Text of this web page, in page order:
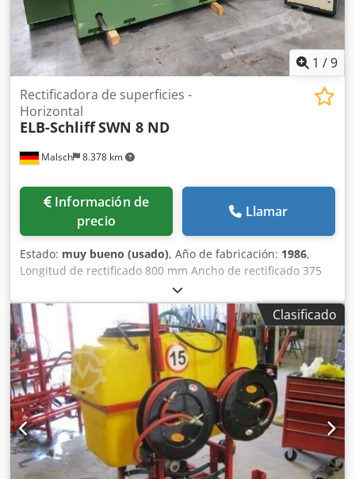
página web. Las visitas son posibles previo acuerdo. Nos
alegramos de su visita. Equipo Markus Hirsch Crjdeyv
Ixaopfx Ahcef
1 /9
Malsch 8.378 km
Rectificadora de superficies -
Horizontal
ELB-SchliffSWN 8 ND
Información de
precio
Llamar
Estado: muy bueno (usado), Año de fabricación: 1986,
Longitud de rectificado 800 mm Ancho de rectificado 375
mm Altura de la pieza 375 mm Placa magnética de
sujeción eléctrica 900 x 300 mm Velocidades del husillo
1500 - 3000 rpm Codpfx Ahjunt Iuocorf Superficie de
sujeción de la mesa 1550 x 370 mm Recorrido longitudinal
de la mesa 100 - 1000 mm Peso máximo de la pieza 350 kg
Dimensiones de la muela 300 x 50 mm Potencia total
requerida 9 kW Peso de la máquina aprox. 4,6 t Espacio
requerido aprox. 4,0 x 2,3 x 2,6 m Sistema de rectificado
húmedo, avance vertical automático. Conmutable para
rectificado de ranuras o rectificado plano. Dispositivo
eléctrico de rectificado recto Placa magnética eléctrica de
sujeción 900 x 300
Clasificado